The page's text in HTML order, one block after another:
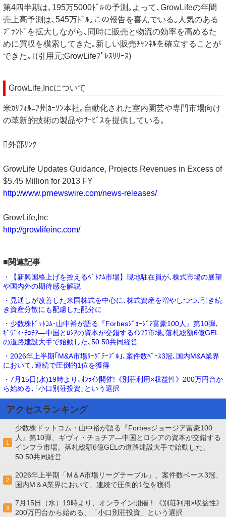
第4四半期は､195万5000ﾄﾞﾙの予測｡よって､GrowLifeの年間
売上高予測は､545万ﾄﾞﾙ｡この報告を喜んでいる｡人気のある
ﾌﾞﾗﾝﾄﾞを拡大しながら､同時に販売と物流の効率を高めるた
めに買収を模索してきた｡新しい販売ﾁｬﾝﾈﾙを確立することが
できた｡｣(引用元;GrowLifeﾌﾟﾚｽﾘﾘｰｽ)
GrowLife,Incについて
米ｶﾘﾌｫﾙﾆｱ州ｶｰｿﾝ本社｡自動化された室内園芸や専門市場向け
の革新的技術の製品やｻｰﾋﾞｽを提供している｡
外部ﾘﾝｸ
GrowLife Updates Guidance, Projects Revenues in Excess of
$5.45 Million for 2013 FY
http://www.prnewswire.com/news-releases/
GrowLife,Inc
http://growlifeinc.com/
■関連記事
・【新興国格上げを控えるﾍﾞﾄﾅﾑ市場】現地駐在員が､株式市場の展望
や国内外の期待感を解説
・見通しが改善した米国株式を中心に､株式資産を増やしつつ､引き続
き資産分散にも配慮した配分に
・少数株ﾄﾞｯﾄｺﾑ･山中裕が語る『Forbesｼﾞｮｰｼﾞｱ富豪100人』第10弾､
ｷﾞｳﾞｨ･ﾁｮﾁｱ―中国とﾛｼｱの資本が交錯するｲﾝﾌﾗ市場｡落札総額6億GEL
の道路建設大手で始動した､50:50共同経営
・2026年上半期｢M&A市場ﾘｰｸﾞﾃｰﾌﾞﾙ｣､案件数ﾍﾞｰｽ3冠､国内M&A業界
において､連続で圧倒的1位を獲得
・7月15日(水)19時より､ｵﾝﾗｲﾝ開催!《別荘利用×収益性》200万円台か
ら始める､｢小口別荘投資｣という選択
アクセスランキング
1
少数株ドットコム・山中裕が語る『Forbesジョージア富豪100
人』第10弾、ギヴィ・チョチア―中国とロシアの資本が交錯する
インフラ市場。落札総額6億GELの道路建設大手で始動した、
50:50共同経営
2
2026年上半期「M＆A市場リーグテーブル」、案件数ベース3冠、
国内M＆A業界において、連続で圧倒的1位を獲得
3
7月15日（水）19時より、オンライン開催！《別荘利用×収益性》
200万円台から始める、「小口別荘投資」という選択